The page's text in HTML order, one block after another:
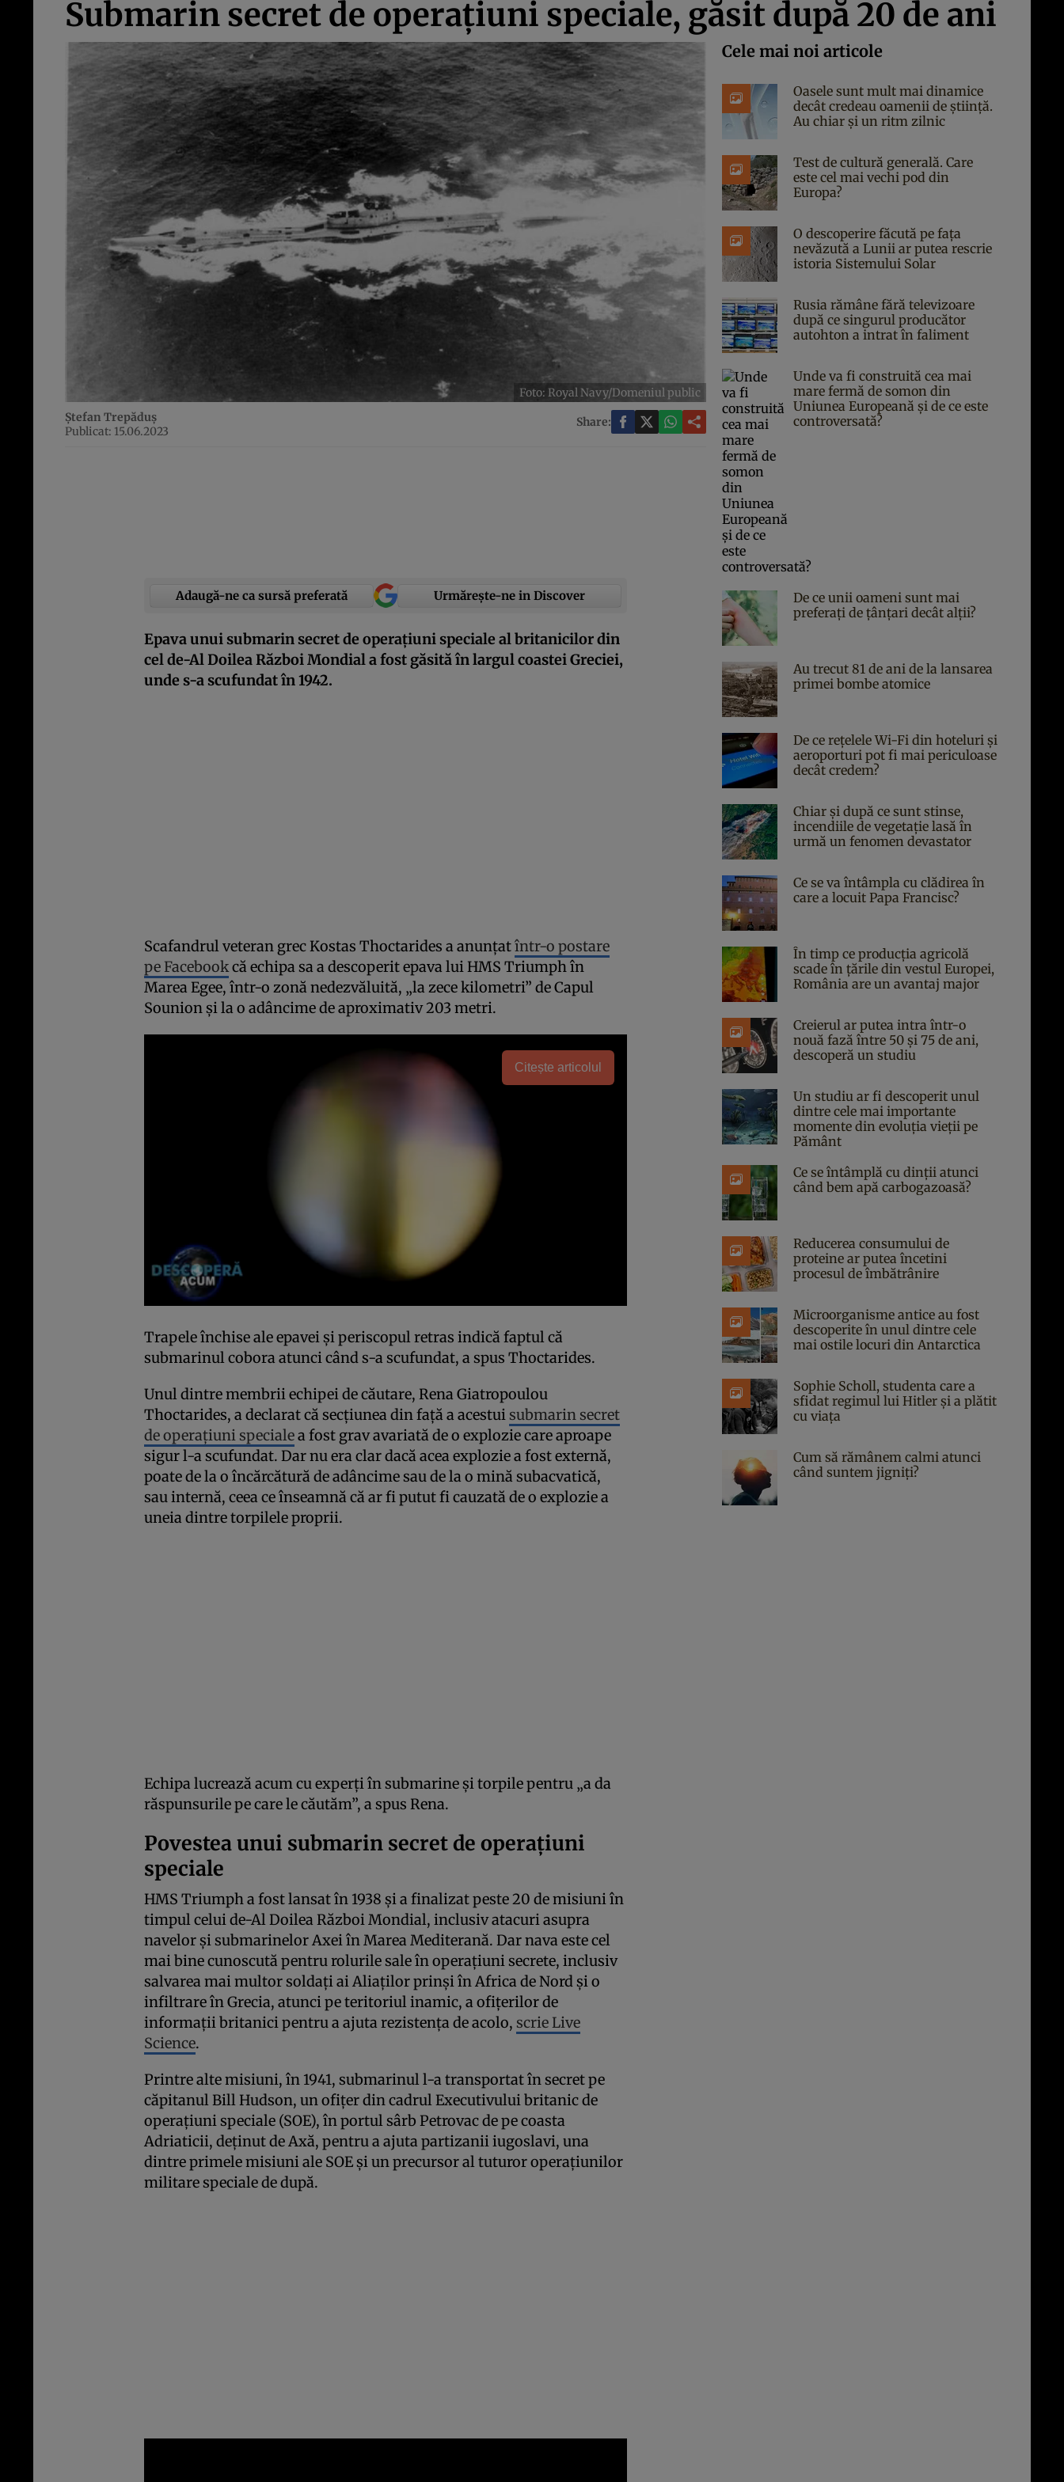
Submarin secret de operațiuni speciale, găsit după 20 de ani
Foto: Royal Navy/Domeniul public
Ștefan Trepăduș
Publicat: 15.06.2023
Share:
Adaugă-ne ca sursă preferată Urmărește-ne in Discover
Epava unui submarin secret de operațiuni speciale al britanicilor din
cel de-Al Doilea Război Mondial a fost găsită în largul coastei Greciei,
unde s-a scufundat în 1942.
Scafandrul veteran grec Kostas Thoctarides a anunțatîntr-o postare
pe Facebookcă echipa sa a descoperit epava lui HMS Triumph în
Marea Egee, într-o zonă nedezvăluită, „la zece kilometri” de Capul
Sounion și la o adâncime de aproximativ 203 metri.
Citește articolul
Trapele închise ale epavei și periscopul retras indică faptul că
submarinul cobora atunci când s-a scufundat, a spus Thoctarides.
Unul dintre membrii echipei de căutare, Rena Giatropoulou
Thoctarides, a declarat că secțiunea din față a acestui submarin secret
de operațiuni specialea fost grav avariată de o explozie care aproape
sigur l-a scufundat. Dar nu era clar dacă acea explozie a fost externă,
poate de la o încărcătură de adâncime sau de la o mină subacvatică,
sau internă, ceea ce înseamnă că ar fi putut fi cauzată de o explozie a
uneia dintre torpilele proprii.
Echipa lucrează acum cu experți în submarine și torpile pentru „a da
răspunsurile pe care le căutăm”, a spus Rena.
Povestea unui submarin secret de operațiuni
speciale
HMS Triumph a fost lansat în 1938 și a finalizat peste 20 de misiuni în
timpul celui de-Al Doilea Război Mondial, inclusiv atacuri asupra
navelor și submarinelor Axei în Marea Mediterană. Dar nava este cel
mai bine cunoscută pentru rolurile sale în operațiuni secrete, inclusiv
salvarea mai multor soldați ai Aliaților prinși în Africa de Nord și o
infiltrare în Grecia, atunci pe teritoriul inamic, a ofițerilor de
informații britanici pentru a ajuta rezistența de acolo, scrie Live
Science.
Printre alte misiuni, în 1941, submarinul l-a transportat în secret pe
căpitanul Bill Hudson, un ofițer din cadrul Executivului britanic de
operațiuni speciale (SOE), în portul sârb Petrovac de pe coasta
Adriaticii, deținut de Axă, pentru a ajuta partizanii iugoslavi, una
dintre primele misiuni ale SOE și un precursor al tuturor operațiunilor
militare speciale de după.
Cele mai noi articole
Oasele sunt mult mai dinamice
decât credeau oamenii de știință.
Au chiar și un ritm zilnic
Test de cultură generală. Care
este cel mai vechi pod din
Europa?
O descoperire făcută pe fața
nevăzută a Lunii ar putea rescrie
istoria Sistemului Solar
Rusia rămâne fără televizoare
după ce singurul producător
autohton a intrat în faliment
Unde va fi construită cea mai
mare fermă de somon din
Uniunea Europeană și de ce este
controversată?
De ce unii oameni sunt mai
preferați de țânțari decât alții?
Au trecut 81 de ani de la lansarea
primei bombe atomice
De ce rețelele Wi-Fi din hoteluri și
aeroporturi pot fi mai periculoase
decât credem?
Chiar și după ce sunt stinse,
incendiile de vegetație lasă în
urmă un fenomen devastator
Ce se va întâmpla cu clădirea în
care a locuit Papa Francisc?
În timp ce producția agricolă
scade în țările din vestul Europei,
România are un avantaj major
Creierul ar putea intra într-o
nouă fază între 50 și 75 de ani,
descoperă un studiu
Un studiu ar fi descoperit unul
dintre cele mai importante
momente din evoluția vieții pe
Pământ
Ce se întâmplă cu dinții atunci
când bem apă carbogazoasă?
Reducerea consumului de
proteine ar putea încetini
procesul de îmbătrânire
Microorganisme antice au fost
descoperite în unul dintre cele
mai ostile locuri din Antarctica
Sophie Scholl, studenta care a
sfidat regimul lui Hitler și a plătit
cu viața
Cum să rămânem calmi atunci
când suntem jigniți?